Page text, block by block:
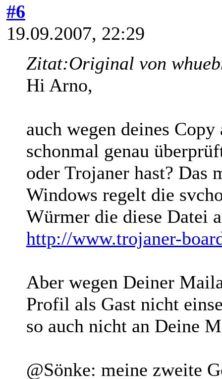
#6
19.09.2007, 22:29
Zitat:Original von
Hi Arno,
auch wegen deines
schonmal genau
oder Trojaner hast? Das
Windows regelt die
Würmer die diese Datei
http://www.trojaner-
Aber wegen Deiner
Profil als Gast nicht
so auch nicht an Deine
@Sönke: meine zweite